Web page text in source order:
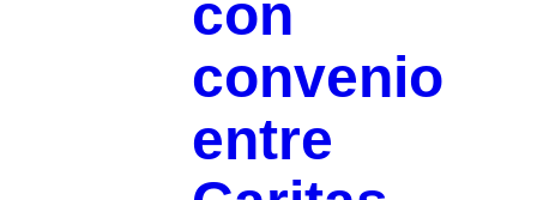
con
convenio
entre